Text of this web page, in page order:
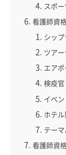
スポ
看護師資
シッ
ツア
エア
検疫官
イベ
ホテ
テー
看護師資